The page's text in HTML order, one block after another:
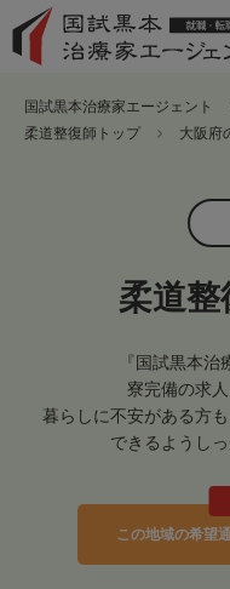
国試黒本治療家エージェント
柔道整復師トップ
大阪府
柔道整
『国試黒本治
寮完備の求
暮らしに不安がある方
できるようし
この地域の希望